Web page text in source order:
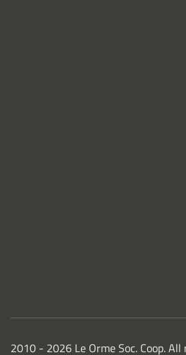
2010 - 2026 Le Orme Soc. Coop.